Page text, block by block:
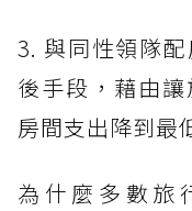
3. 與同性領隊
後手段，藉由
房間支出降到最
為什麼多數旅